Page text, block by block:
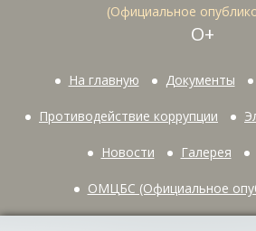
(Официальное
О+
На главную Документы
Противодействие коррупции
Новости Галерея
ОМЦБС (Официальное